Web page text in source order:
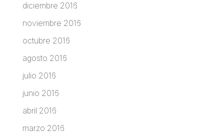
diciembre 2016
noviembre 2016
octubre 2016
agosto 2016
julio 2016
junio 2016
abril 2016
marzo 2016